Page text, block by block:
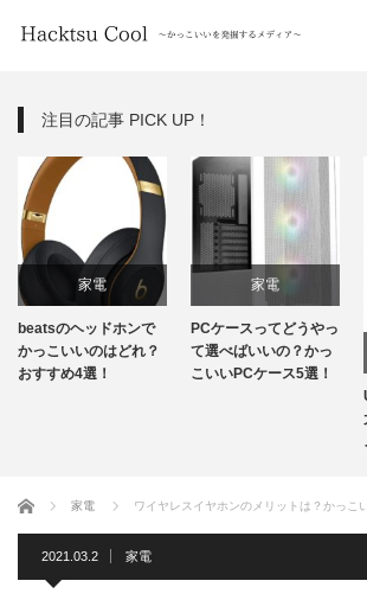
注目の記事 PICK UP！
のヘッドホンで
こいいのはどれ？
すめ4選！
PCケースってどうやっ
て選べばいいの？かっ
こいいPCケース5選！
USB
大事
メモ
ホーム 家電 ワイヤレスイヤホンのメリットは？かっこ
2021.03.2 家電